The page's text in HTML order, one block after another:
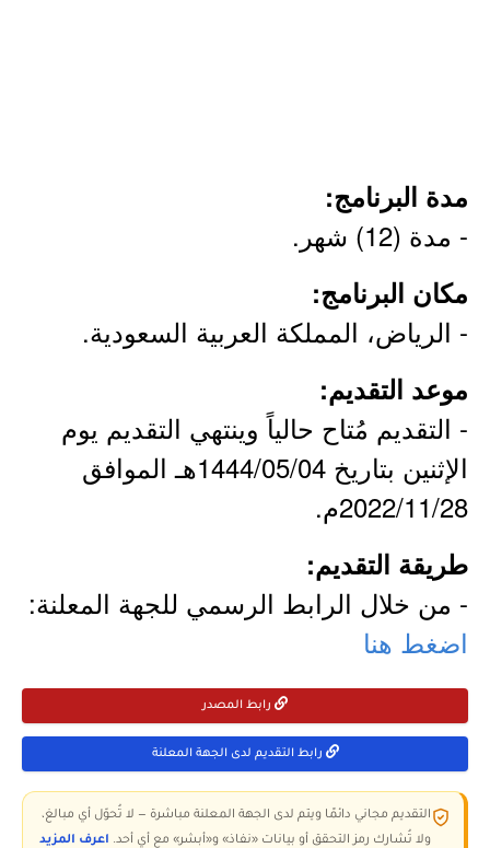
مدة البرنامج:
- مدة (12) شهر.
مكان البرنامج:
- الرياض، المملكة العربية السعودية.
موعد التقديم:
- التقديم مُتاح حالياً وينتهي التقديم يوم
الإثنين بتاريخ 1444/05/04هـ الموافق
2022/11/28م.
طريقة التقديم:
- من خلال الرابط الرسمي للجهة المعلنة:
اضغط هنا
رابط المصدر
رابط التقديم لدى الجهة المعلنة
التقديم مجاني دائمًا ويتم لدى الجهة المعلنة مباشرة — لا تُحوّل أي مبالغ،
ولا تُشارك رمز التحقق أو بيانات «نفاذ» و«أبشر» مع أي أحد. اعرف المزيد